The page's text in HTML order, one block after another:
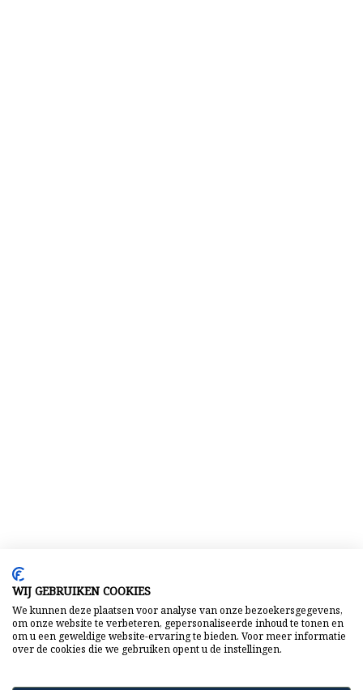
WIJ GEBRUIKEN COOKIES
We kunnen deze plaatsen voor analyse van onze bezoekersgegevens,
om onze website te verbeteren, gepersonaliseerde inhoud te tonen en
om u een geweldige website-ervaring te bieden. Voor meer informatie
over de cookies die we gebruiken opent u de instellingen.